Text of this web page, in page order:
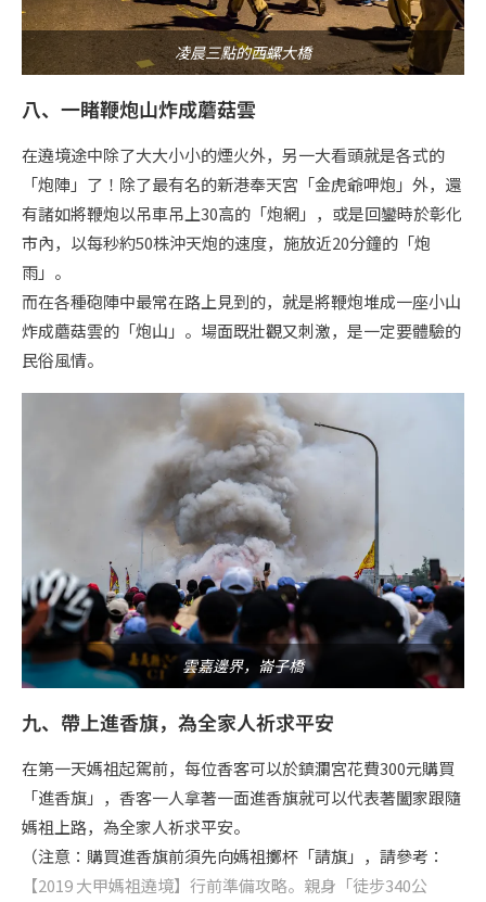
凌晨三點的西螺大橋
八、一睹鞭炮山炸成蘑菇雲
在遶境途中除了大大小小的煙火外，另一大看頭就是各式的
「炮陣」了！除了最有名的新港奉天宮「金虎爺呷炮」外，還
有諸如將鞭炮以吊車吊上30高的「炮網」，或是回鑾時於彰化
市內，以每秒約50株沖天炮的速度，施放近20分鐘的「炮
雨」。
而在各種砲陣中最常在路上見到的，就是將鞭炮堆成一座小山
炸成蘑菇雲的「炮山」。場面既壯觀又刺激，是一定要體驗的
民俗風情。
雲嘉邊界，崙子橋
九、帶上進香旗，為全家人祈求平安
在第一天媽祖起駕前，每位香客可以於鎮瀾宮花費300元購買
「進香旗」，香客一人拿著一面進香旗就可以代表著闔家跟隨
媽祖上路，為全家人祈求平安。
（注意：購買進香旗前須先向媽祖擲杯「請旗」，請參考：
【2019 大甲媽祖遶境】行前準備攻略。親身「徒步340公